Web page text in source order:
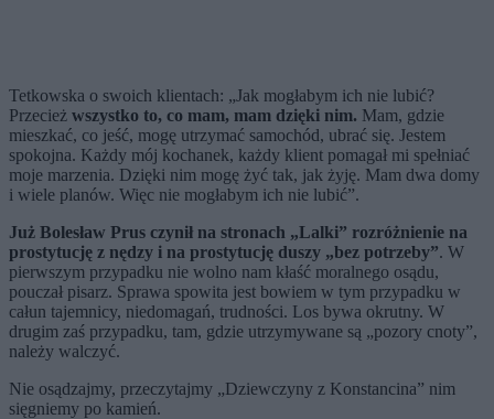
Tetkowska o swoich klientach: „Jak mogłabym ich nie lubić?
Przecież wszystko to, co mam, mam dzięki nim. Mam, gdzie
mieszkać, co jeść, mogę utrzymać samochód, ubrać się. Jestem
spokojna. Każdy mój kochanek, każdy klient pomagał mi spełniać
moje marzenia. Dzięki nim mogę żyć tak, jak żyję. Mam dwa domy
i wiele planów. Więc nie mogłabym ich nie lubić”.
Już Bolesław Prus czynił na stronach „Lalki” rozróżnienie na
prostytucję z nędzy i na prostytucję duszy „bez potrzeby”. W
pierwszym przypadku nie wolno nam kłaść moralnego osądu,
pouczał pisarz. Sprawa spowita jest bowiem w tym przypadku w
całun tajemnicy, niedomagań, trudności. Los bywa okrutny. W
drugim zaś przypadku, tam, gdzie utrzymywane są „pozory cnoty”,
należy walczyć.
Nie osądzajmy, przeczytajmy „Dziewczyny z Konstancina” nim
sięgniemy po kamień.